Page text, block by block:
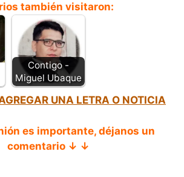
también visitaron:
Contigo -
Miguel Ubaque
UNA LETRA O NOTICIA
es importante, déjanos un
comentario ↓ ↓